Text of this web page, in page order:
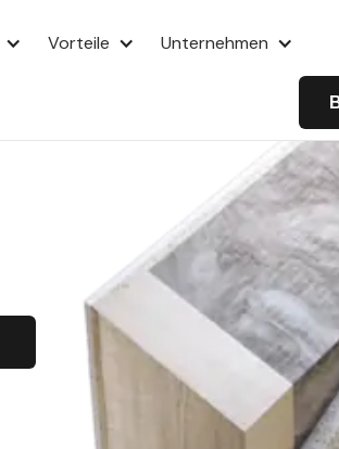
Vorteile Unternehmen